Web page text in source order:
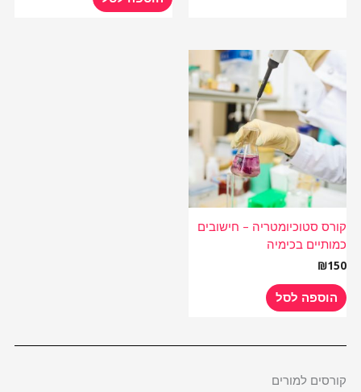
קורס סטוכיומטריה – חישובים
כמותיים בכימיה
₪150
הוספה לסל
קורסים למורים